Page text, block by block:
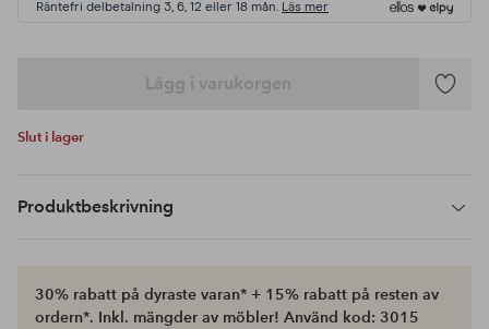
Räntefri delbetalning 3, 6, 12 eller 18 mån. Läs mer
Lägg i varukorgen
Lägg
Slut i lager
Produktbeskrivning
30% rabatt på dyraste varan* + 15% rabatt på resten av
ordern*. Inkl. mängder av möbler! Använd kod: 3015